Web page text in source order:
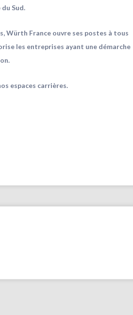
Sud.
Würth France ouvre ses postes à tous
les entreprises ayant une démarche
espaces carrières.